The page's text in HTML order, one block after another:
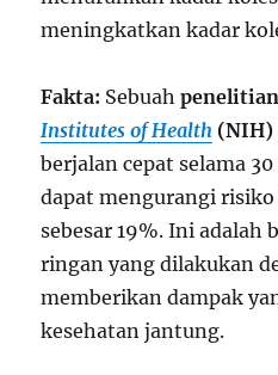
meningkatkan kadar
Fakta: Sebuah
Institutes of Health (NIH)
berjalan cepat selama
dapat mengurangi
sebesar 19%. Ini adalah
ringan yang dilakukan
memberikan dampak
kesehatan jantung.